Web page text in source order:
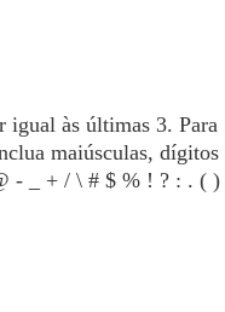
às últimas 3. Para
maiúsculas, dígitos
- _ + / \ # $ % ! ? : . ( )